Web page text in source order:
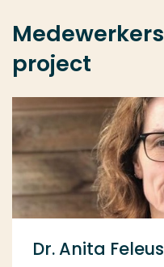
project
Dr. Anita Feleus